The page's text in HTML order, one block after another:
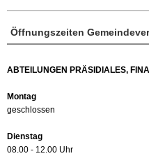
Öffnungszeiten
ABTEILUNGEN PRÄSIDIALES,
Montag
geschlossen
Dienstag
08.00 - 12.00 Uhr